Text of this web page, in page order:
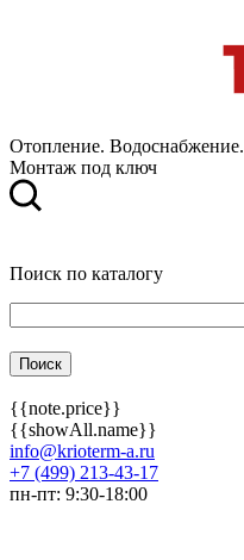
Отопление. Водоснабжение.
Монтаж под ключ
Поиск по каталогу
{{note.price}}
{{showAll.name}}
info@krioterm-a.ru
+7 (499) 213-43-17
пн-пт: 9:30-18:00